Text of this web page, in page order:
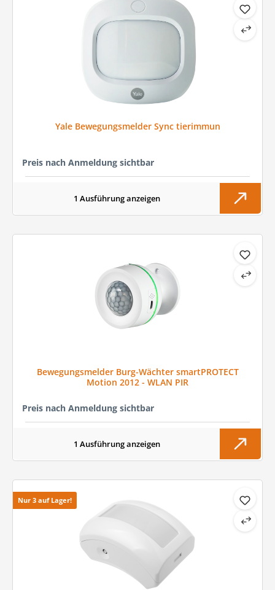
Yale Bewegungsmelder Sync tierimmun
Preis nach Anmeldung sichtbar
1 Ausführung anzeigen
Bewegungsmelder Burg-Wächter smartPROTECT
Motion 2012 - WLAN PIR
Preis nach Anmeldung sichtbar
1 Ausführung anzeigen
Nur 3 auf Lager!